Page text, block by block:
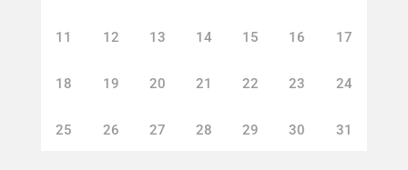
11 12 13 14 15 16 17
18 19 20 21 22 23 24
25 26 27 28 29 30 31